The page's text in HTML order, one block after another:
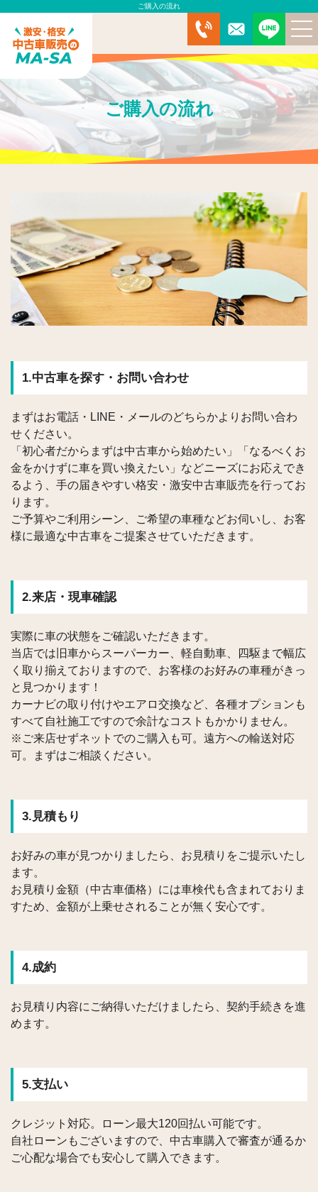
ご購入の流れ
その他サービス
ご購入の流れ
在庫一覧
よくある質問
アクセス
お問い合わせ
ご購入の流れ
1.中古車を探す・お問い合わせ
まずはお電話・LINE・メールのどちらかよりお問い合わ
せください。
「初心者だからまずは中古車から始めたい」「なるべくお
金をかけずに車を買い換えたい」などニーズにお応えでき
るよう、手の届きやすい格安・激安中古車販売を行ってお
ります。
ご予算やご利用シーン、ご希望の車種などお伺いし、お客
様に最適な中古車をご提案させていただきます。
2.来店・現車確認
実際に車の状態をご確認いただきます。
当店では旧車からスーパーカー、軽自動車、四駆まで幅広
く取り揃えておりますので、お客様のお好みの車種がきっ
と見つかります！
カーナビの取り付けやエアロ交換など、各種オプションも
すべて自社施工ですので余計なコストもかかりません。
※ご来店せずネットでのご購入も可。遠方への輸送対応
可。まずはご相談ください。
3.見積もり
お好みの車が見つかりましたら、お見積りをご提示いたし
ます。
お見積り金額（中古車価格）には車検代も含まれておりま
すため、金額が上乗せされることが無く安心です。
4.成約
お見積り内容にご納得いただけましたら、契約手続きを進
めます。
5.支払い
クレジット対応。ローン最大120回払い可能です。
自社ローンもございますので、中古車購入で審査が通るか
ご心配な場合でも安心して購入できます。